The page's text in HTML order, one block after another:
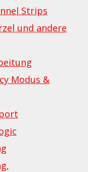
Strips
und andere
Modus &